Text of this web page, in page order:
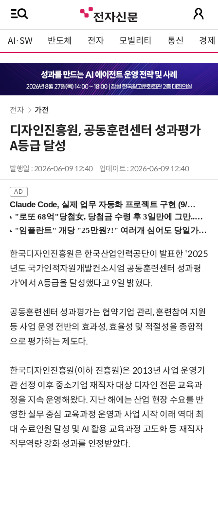
AI·SW 반도체 전자 모빌리티 통신 경제
전자 가전
디자인진흥원, 공동훈련센터 성과평가
A등급 달성
발행일 : 2026-06-09 12:40 업데이트 : 2026-06-09 12:40
Claude Code, 실제 업무 자동화 프로젝트 구현 (9/16 ~17 강남역)
한국디자인진흥원은 한국산업인력공단이 발표한 '2025
년도 국가인적자원개발컨소시엄 공동훈련센터 성과평
가'에서 A등급을 달성했다고 9일 밝혔다.
공동훈련센터 성과평가는 협약기업 관리, 훈련참여 지원
등 사업 운영 전반의 효과성, 효율성 및 적절성을 종합적
으로 평가하는 제도다.
한국디자인진흥원(이하 진흥원)은 2013년 사업 운영기
관 선정 이후 중소기업 재직자 대상 디자인 전문 교육과
정을 지속 운영해왔다. 지난 해에는 산업 현장 수요를 반
영한 실무 중심 교육과정 운영과 사업 시작 이래 역대 최
대 수료인원 달성 및 AI 활용 교육과정 고도화 등 재직자
직무역량 강화 성과를 인정받았다.